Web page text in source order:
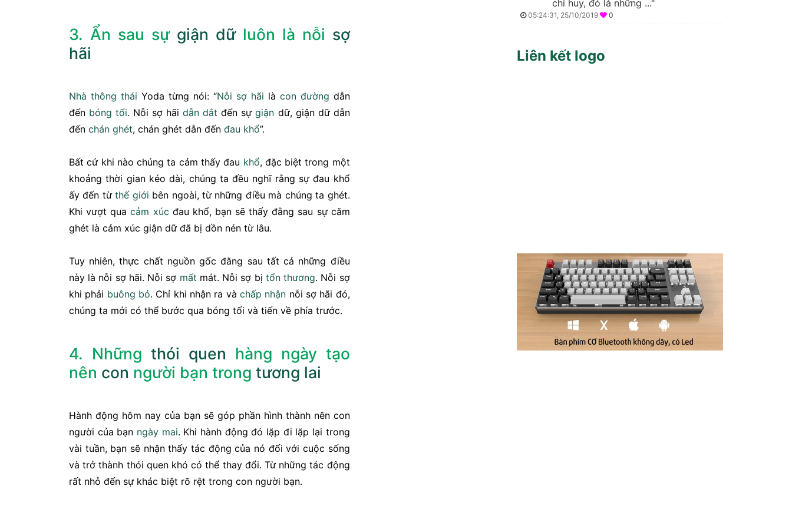
3. Ẩn sau sự giận dữluôn là nỗi sợ
hãi
Nhà thông thái Yoda từng nói: “Nỗi sợ hãi là con đường dẫn
đến bóng tối. Nỗi sợ hãidẫn dắt đến sựgiận dữ, giận dữ dẫn
đến chán ghét, chán ghét dẫn đến đau khổ”.
Bất cứ khi nào chúng ta cảm thấy đau khổ, đặc biệt trong một
khoảng thời gian kéo dài, chúng ta đều nghĩ rằng sự đau khổ
ấy đến từthế giới bên ngoài, từ những điều mà chúng ta ghét.
Khi vượt quacảm xúc đau khổ, bạn sẽ thấy đằng sau sự căm
ghét là cảm xúc giận dữ đã bị dồn nén từ lâu.
Tuy nhiên, thực chất nguồn gốc đằng sau tất cả những điều
này là nỗi sợ hãi. Nỗi sợ mất mát. Nỗi sợ bị tổn thương. Nỗi sợ
khi phải buông bỏ. Chỉ khi nhận ra vàchấp nhận nỗi sợ hãi đó,
chúng ta mới có thể bước qua bóng tối và tiến về phía trước.
4. Những thói quen hàng ngày tạo
nên con người bạn trong tương lai
Hành động hôm nay của bạn sẽ góp phần hình thành nên con
người của bạn ngày mai. Khi hành động đó lặp đi lặp lại trong
vài tuần, bạn sẽ nhận thấy tác động của nó đối với cuộc sống
và trở thành thói quen khó có thể thay đổi. Từ những tác động
rất nhỏ đến sự khác biệt rõ rệt trong con người bạn.
chỉ huy, đó là những ..."
05:24:31, 25/10/2019 0
Liên kết logo